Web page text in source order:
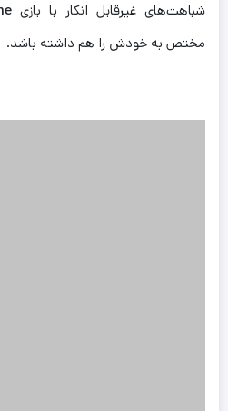
شباهت‌های غیرقابل انکار با بازی
مختص به خودش را هم داشته باشد.